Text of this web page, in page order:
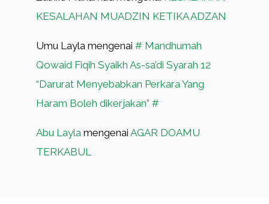
KESALAHAN MUADZIN KETIKA ADZAN
Umu Layla mengenai # Mandhumah
Qowaid Fiqih Syaikh As-sa’di Syarah 12
“Darurat Menyebabkan Perkara Yang
Haram Boleh dikerjakan” #
Abu Layla mengenai AGAR DOAMU
TERKABUL